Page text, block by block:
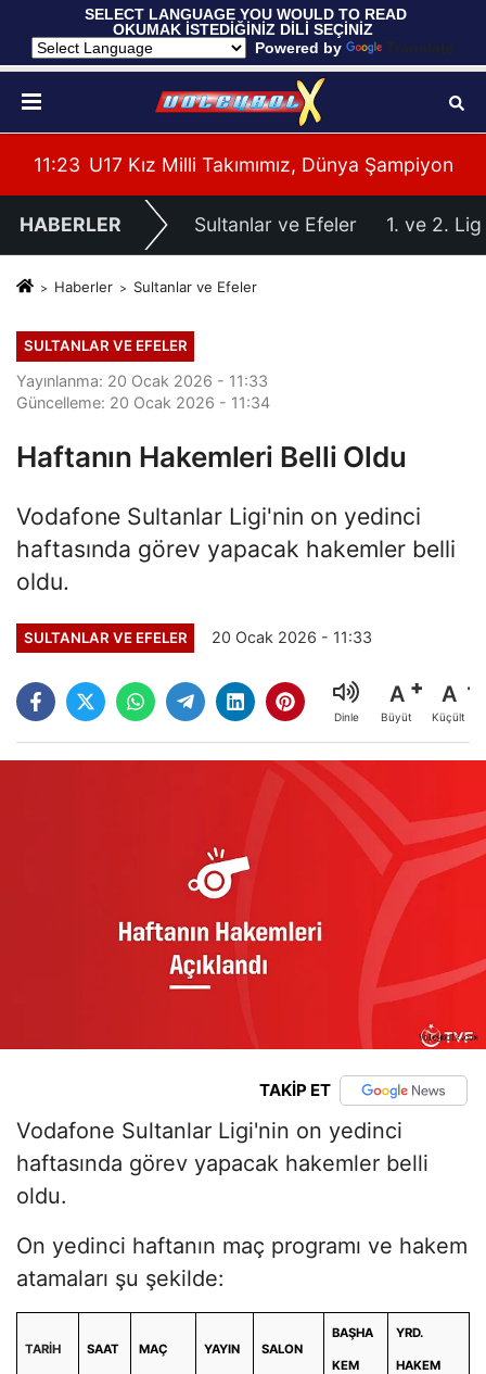
SELECT LANGUAGE YOU WOULD TO READ
OKUMAK İSTEDİĞİNİZ DİLİ SEÇİNİZ
Powered by
Translate
Oynadı
11:23 U17 Kız Milli Takımımız, Dünya
HABERLER Sultanlar ve Efeler 1. ve 2. Lig
Haberler Sultanlar ve Efeler
SULTANLAR VE EFELER
Yayınlanma: 20 Ocak 2026 - 11:33
Güncelleme: 20 Ocak 2026 - 11:34
Haftanın Hakemleri Belli Oldu
Vodafone Sultanlar Ligi'nin on yedinci
haftasında görev yapacak hakemler belli
oldu.
SULTANLAR VE EFELER 20 Ocak 2026 - 11:33
Dinle
A
Büyüt
A
Küçült
TAKİP ET
Vodafone Sultanlar Ligi'nin on yedinci
haftasında görev yapacak hakemler belli
oldu.
On yedinci haftanın maç programı ve hakem
atamaları şu şekilde:
TARİH SAAT MAÇ YAYIN SALON
BAŞHA
KEM
YRD.
HAKEM